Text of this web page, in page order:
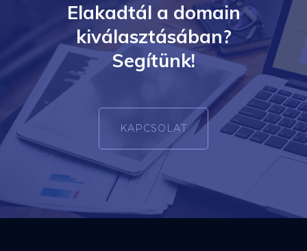
Elakadtál a domain
kiválasztásában?
Segítünk!
KAPCSOLAT